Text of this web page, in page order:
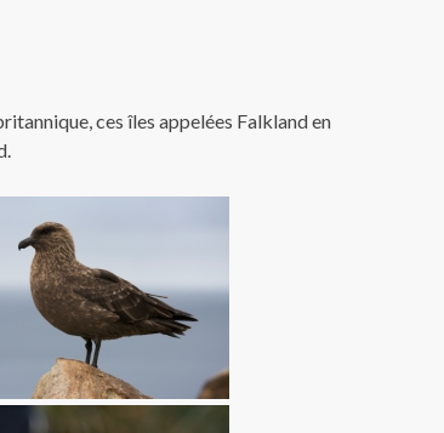
ces îles appelées Falkland en